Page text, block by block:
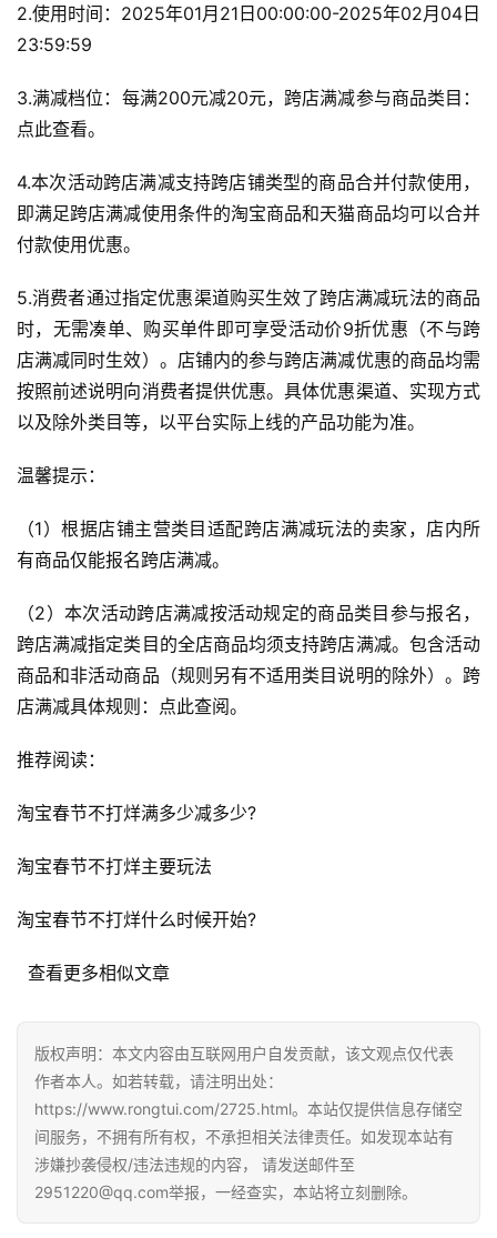
首
页
自
体
E
O
优
化
A
观
商
营
播
带
货
引
流
2.使用时间：2025年01月21日00:00:00-2025年02月04日
23:59:59
3.满减档位：每满200元减20元，跨店满减参与商品类目：
点此查看。
4.本次活动跨店满减支持跨店铺类型的商品合并付款使用，
即满足跨店满减使用条件的淘宝商品和天猫商品均可以合并
付款使用优惠。
5.消费者通过指定优惠渠道购买生效了跨店满减玩法的商品
时，无需凑单、购买单件即可享受活动价9折优惠（不与跨
店满减同时生效）。店铺内的参与跨店满减优惠的商品均需
按照前述说明向消费者提供优惠。具体优惠渠道、实现方式
以及除外类目等，以平台实际上线的产品功能为准。
温馨提示：
（1）根据店铺主营类目适配跨店满减玩法的卖家，店内所
有商品仅能报名跨店满减。
（2）本次活动跨店满减按活动规定的商品类目参与报名，
跨店满减指定类目的全店商品均须支持跨店满减。包含活动
商品和非活动商品（规则另有不适用类目说明的除外）。跨
店满减具体规则：点此查阅。
推荐阅读：
淘宝春节不打烊满多少减多少?
淘宝春节不打烊主要玩法
淘宝春节不打烊什么时候开始?
  查看更多相似文章
版权声明：本文内容由互联网用户自发贡献，该文观点仅代表
作者本人。如若转载，请注明出处：
https://www.rongtui.com/2725.html。本站仅提供信息存储空
间服务，不拥有所有权，不承担相关法律责任。如发现本站有
涉嫌抄袭侵权/违法违规的内容， 请发送邮件至
2951220@qq.com举报，一经查实，本站将立刻删除。